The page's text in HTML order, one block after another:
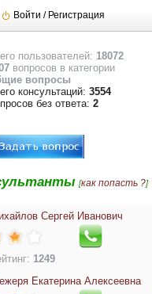
пользователей: 18072
вопросов в категории
вопросы
консультаций:3554
без ответа:2
[как попасть ?]
Сергей Иванович
1249
Екатерина Алексеевна
Войти / Регистрация